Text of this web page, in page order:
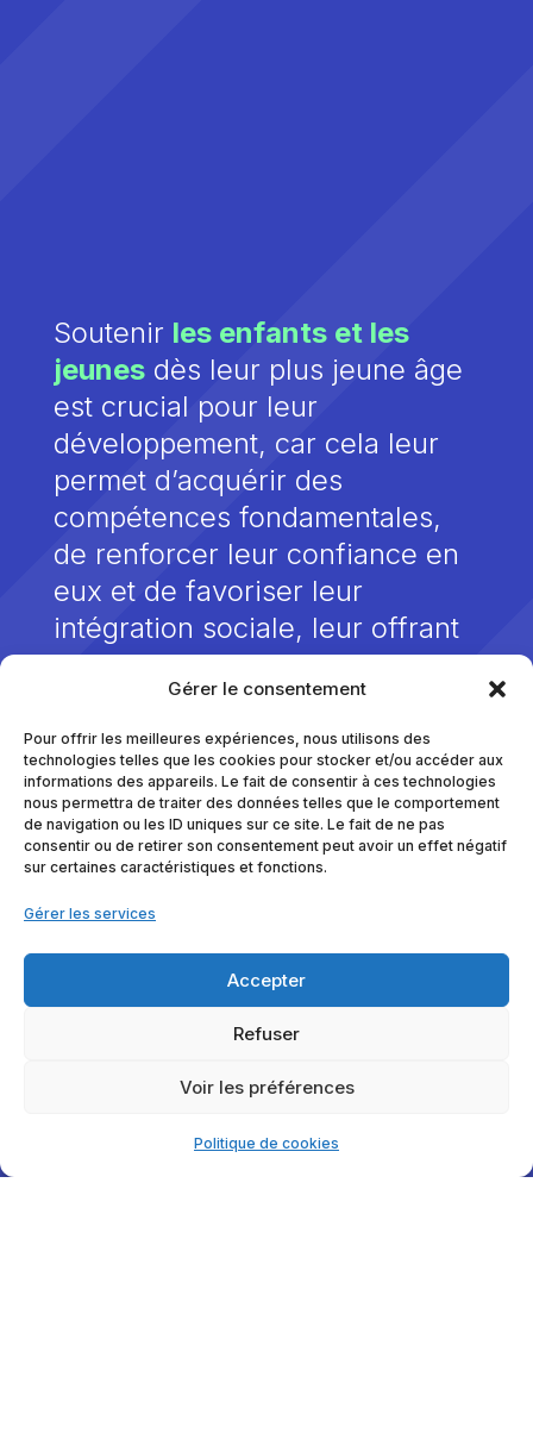
Gérer le consentement
Pour offrir les meilleures expériences, nous utilisons des
technologies telles que les cookies pour stocker et/ou accéder aux
informations des appareils. Le fait de consentir à ces technologies
nous permettra de traiter des données telles que le comportement
de navigation ou les ID uniques sur ce site. Le fait de ne pas
consentir ou de retirer son consentement peut avoir un effet négatif
sur certaines caractéristiques et fonctions.
Gérer les services
Accepter
Refuser
Voir les préférences
Politique de cookies
Soutenir les enfants et les
jeunesdès leur plus jeune âge
est crucial pour leur
développement, car cela leur
permet d’acquérir des
compétences fondamentales,
de renforcer leur confiance en
eux et de favoriser leur
intégration sociale, leur offrant
ainsi les meilleures chances de
s’épanouir et de s’engager.